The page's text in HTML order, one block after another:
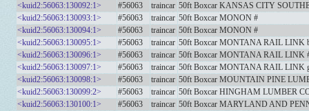
<kuid2:56063:130092:1>
#56063 traincar 50ft Boxcar KANSAS CITY
<kuid2:56063:130093:1>
#56063 traincar 50ft Boxcar MONON #
<kuid2:56063:130094:1>
#56063 traincar 50ft Boxcar MONON #
<kuid2:56063:130095:1>
#56063 traincar 50ft Boxcar MONTANA RAIL LINK
<kuid2:56063:130096:1>
#56063 traincar 50ft Boxcar MONTANA RAIL LINK
<kuid2:56063:130097:1>
#56063 traincar 50ft Boxcar MONTANA RAIL LINK
<kuid2:56063:130098:1>
#56063 traincar 50ft Boxcar MOUNTAIN PINE
<kuid2:56063:130099:2>
#56063 traincar 50ft Boxcar HINGHAM LUMBER
<kuid2:56063:130100:1>
#56063 traincar 50ft Boxcar MARYLAND AND